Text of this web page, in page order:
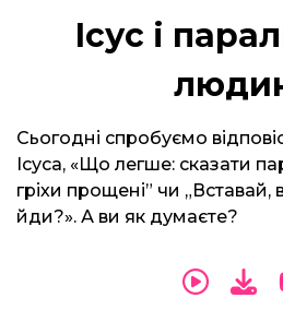
Ісус і
Сьогодні спробуємо
Ісуса, «Що легше: сказати
гріхи прощені” чи „Вставай,
йди?». А ви як думаєте?